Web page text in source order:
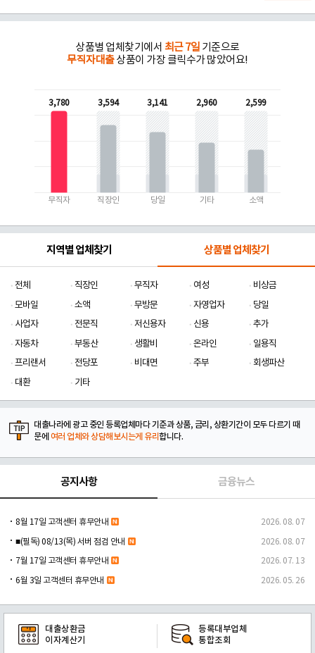
상품별 업체찾기에서 최근 7일 기준으로
무직자대출상품이 가장 클릭수가 많았어요!
3,780
무직자
3,594
직장인
3,141
당일
2,960
기타
2,599
소액
지역별 업체찾기 상품별 업체찾기
전체 직장인 무직자 여성
비상금
모바일
소액 무방문 자영업자
당일
사업자
전문직 저신용자 신용
추가
자동차
부동산 생활비 온라인
일용직
프리랜서
전당포 비대면 주부
회생파산
대환
기타
대출나라에 광고 중인 등록업체마다 기준과 상품, 금리, 상환기간이 모두 다르기 때
문에 여러 업체와 상담해보시는게 유리합니다.
공지사항 금융뉴스
8월 17일 고객센터 휴무안내 2026. 08. 07
■(필독) 08/13(목) 서버 점검 안내 2026. 08. 07
7월 17일 고객센터 휴무안내 2026. 07. 13
6월 3일 고객센터 휴무안내 2026. 05. 26
대출상환금
이자계산기
등록대부업체
통합조회